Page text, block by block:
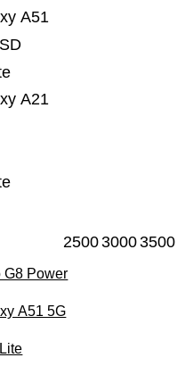
A21
A51
250030003500
G8 Power
A51 5G